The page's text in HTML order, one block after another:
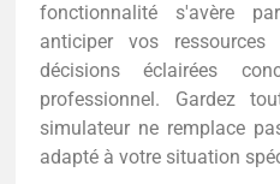
fonctionnalité s'avère
anticiper vos
décisions éclairées
professionnel. Gardez
simulateur ne remplace
adapté à votre situation